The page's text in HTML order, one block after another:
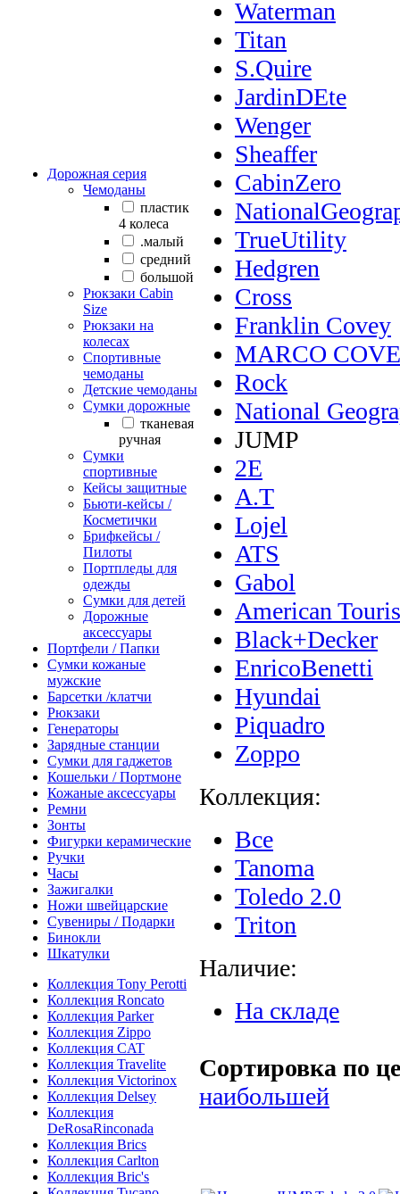
Дорожная серия
Чемоданы
пластик
4 колеса
.малый
cредний
большой
Рюкзаки Сabin
Size
Рюкзаки на
колесах
Спортивные
чемоданы
Детские чемоданы
Сумки дорожные
тканевая
ручная
Сумки
спортивные
Кейсы защитные
Бьюти-кейсы /
Косметички
Брифкейсы /
Пилоты
Портпледы для
одежды
Сумки для детей
Дорожные
аксессуары
Портфели / Папки
Сумки кожаные
мужские
Барсетки /клатчи
Рюкзаки
Генераторы
Зарядные станции
Сумки для гаджетов
Кошельки / Портмоне
Кожаные аксессуары
Ремни
Зонты
Фигурки керамические
Ручки
Часы
Зажигалки
Ножи швейцарские
Сувениры / Подарки
Бинокли
Шкатулки
Коллекция Tony Perotti
Коллекция Roncato
Коллекция Parker
Коллекция Zippo
Коллекция CAT
Коллекция Travelite
Коллекция Victorinox
Коллекция Delsey
Коллекция
DeRosaRinconada
Коллекция Brics
Коллекция Carlton
Коллекция Bric's
Waterman
Titan
S.Quire
JardinDEte
Wenger
Sheaffer
CabinZero
TrueUtility
Hedgren
Cross
Franklin Covey
MARCO
Rock
National
JUMP
2E
A.T
Lojel
ATS
Gabol
American
Black+Decker
EnricoBenetti
Hyundai
Piquadro
Zoppo
Коллекция:
Все
Tanoma
Toledo 2.0
Triton
Наличие:
На складе
Сортировка по
наибольшей